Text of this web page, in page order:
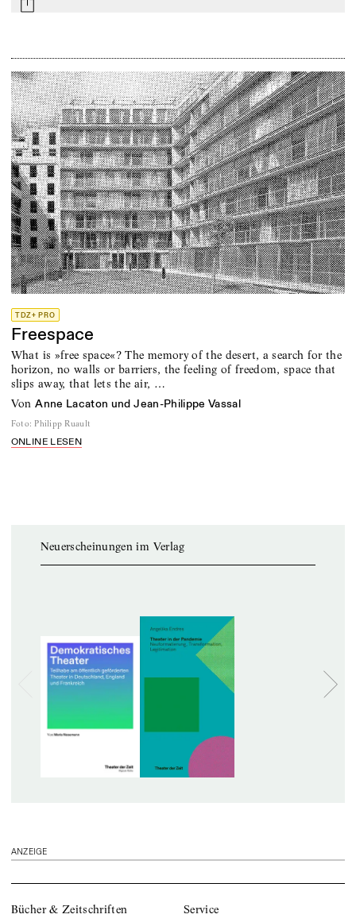
mail
TDZ+ PRO
Freespace
What is »free space«? The memory of the desert, a search for the
horizon, no walls or barriers, the feeling of freedom, space that
slips away, that lets the air, …
von Anne Lacaton und Jean-Philippe Vassal
Foto: Philipp Ruault
ONLINE LESEN
Neuerscheinungen im Verlag
ANZEIGE
Bücher & Zeitschriften Service